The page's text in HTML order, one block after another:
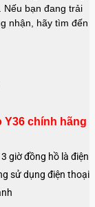
Nếu bạn đang trải
nhận, hãy tìm đến
Y36 chính hãng
giờ đồng hồ là điện
sử dụng điện thoại